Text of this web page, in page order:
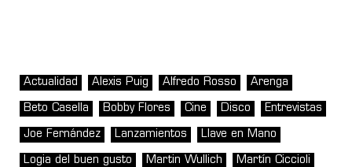
Actualidad Alexis Puig Alfredo Rosso Arenga
Beto Casella Bobby Flores Cine Disco Entrevistas
Joe Fernández Lanzamientos Llave en Mano
Logia del buen gusto Martin Wullich Martín Ciccioli